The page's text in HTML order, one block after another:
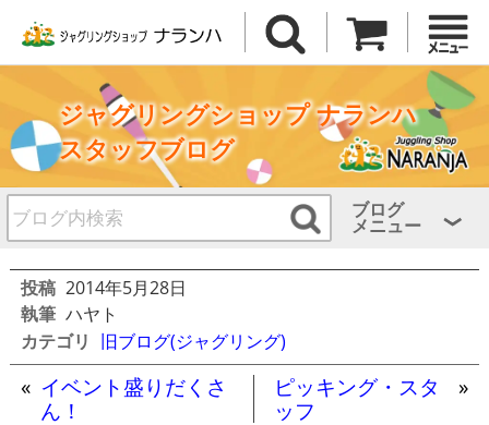
ジャグリングショップ ナランハ
スタッフブログ
ブログ
メニュー
投稿 2014年5月28日
執筆 ハヤト
カテゴリ 旧ブログ(ジャグリング)
« イベント盛りだくさ
ん！
ピッキング・スタ
ッフ
»